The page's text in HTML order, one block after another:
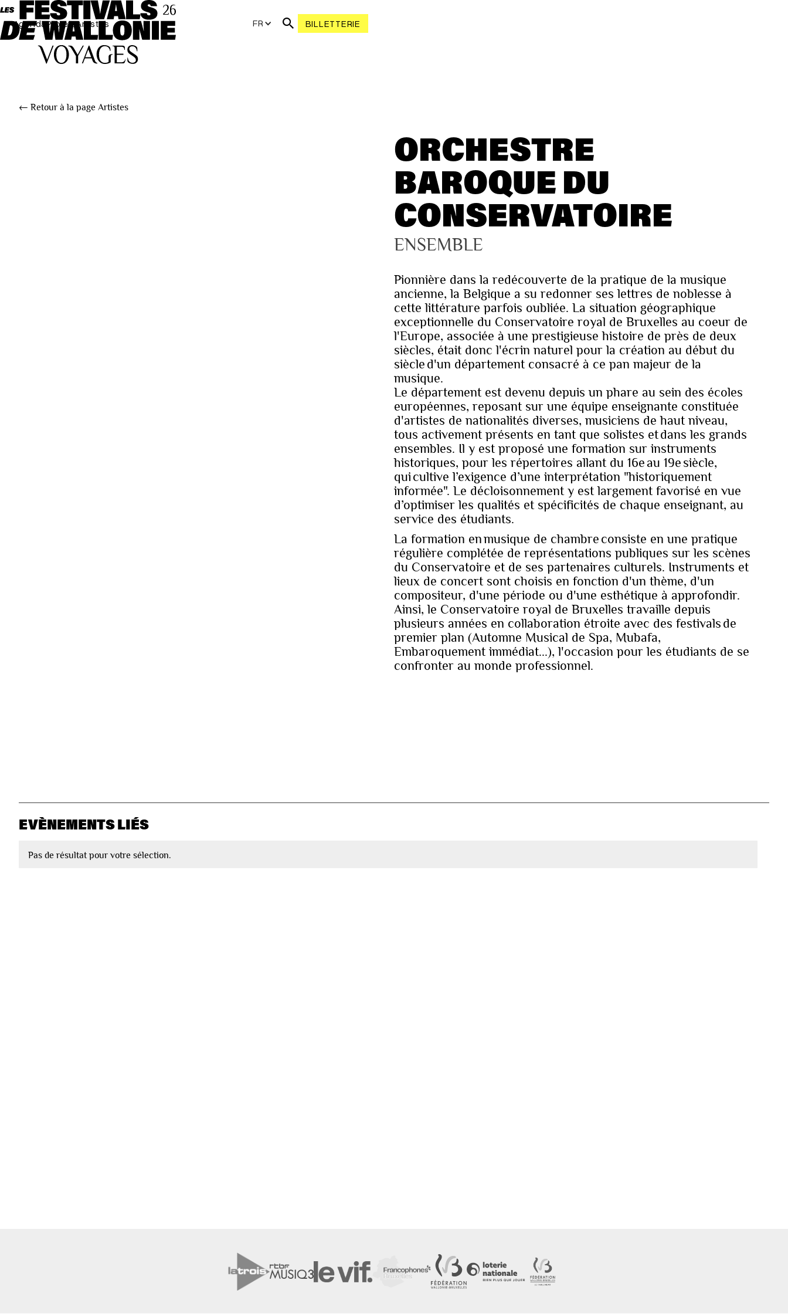
AgendaProjetsArtistes FR BILLETTERIE
← Retour à la page Artistes
ORCHESTRE
BAROQUE DU
CONSERVATOIRE
ENSEMBLE
Pionnière dans la redécouverte de la pratique de la musique
ancienne, la Belgique a su redonner ses lettres de noblesse à
cette littérature parfois oubliée. La situation géographique
exceptionnelle du Conservatoire royal de Bruxelles au coeur de
l'Europe, associée à une prestigieuse histoire de près de deux
siècles, était donc l'écrin naturel pour la création au début du
siècle d'un département consacré à ce pan majeur de la
musique.
Le département est devenu depuis un phare au sein des écoles
européennes, reposant sur une équipe enseignante constituée
d'artistes de nationalités diverses, musiciens de haut niveau,
tous activement présents en tant que solistes et dans les grands
ensembles. Il y est proposé une formation sur instruments
historiques, pour les répertoires allant du 16e au 19e siècle,
qui cultive l’exigence d’une interprétation "historiquement
informée". Le décloisonnement y est largement favorisé en vue
d’optimiser les qualités et spécificités de chaque enseignant, au
service des étudiants.
La formation en musique de chambre consiste en une pratique
régulière complétée de représentations publiques sur les scènes
du Conservatoire et de ses partenaires culturels. Instruments et
lieux de concert sont choisis en fonction d'un thème, d'un
compositeur, d'une période ou d'une esthétique à approfondir.
Ainsi, le Conservatoire royal de Bruxelles travaille depuis
plusieurs années en collaboration étroite avec des festivals de
premier plan (Automne Musical de Spa, Mubafa,
Embaroquement immédiat...), l'occasion pour les étudiants de se
confronter au monde professionnel.
EVÈNEMENTS LIÉS
Pas de résultat pour votre sélection.